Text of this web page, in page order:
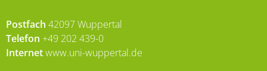
Postfach 42097 Wuppertal
Telefon +49 202 439-0
Internetwww.uni-wuppertal.de